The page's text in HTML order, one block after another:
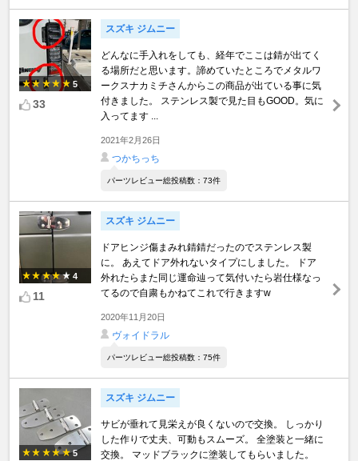
5
33
スズキ ジムニー
どんなに手入れをしても、経年でここは錆が出てく
る場所だと思います。諦めていたところでメタルワ
ークスナカミチさんからこの商品が出ている事に気
付きました。 ステンレス製で見た目もGOOD。気に
入ってます ...
2021年2月26日
つかちっち
パーツレビュー総投稿数：73件
4
11
スズキ ジムニー
ドアヒンジ傷まみれ錆錆だったのでステンレス製
に。 あえてドア外れないタイプにしました。 ドア
外れたらまた同じ運命辿って気付いたら岩仕様なっ
てるので自粛もかねてこれで行きますw
2020年11月20日
ヴォイドラル
パーツレビュー総投稿数：75件
5
スズキ ジムニー
サビが垂れて見栄えが良くないので交換。 しっかり
した作りで丈夫、可動もスムーズ。 全塗装と一緒に
交換。 マッドブラックに塗装してもらいました。